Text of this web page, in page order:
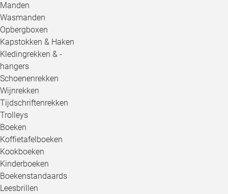
Manden
Wasmanden
Opbergboxen
Kapstokken & Haken
Kledingrekken & -
hangers
Schoenenrekken
Wijnrekken
Tijdschriftenrekken
Trolleys
Boeken
Koffietafelboeken
Kookboeken
Kinderboeken
Boekenstandaards
Leesbrillen